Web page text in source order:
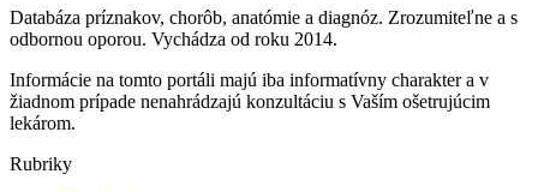
Databáza príznakov, chorôb, anatómie a diagnóz. Zrozumiteľne a s
odbornou oporou. Vychádza od roku 2014.
Informácie na tomto portáli majú iba informatívny charakter a v
žiadnom prípade nenahrádzajú konzultáciu s Vaším ošetrujúcim
lekárom.
Rubriky